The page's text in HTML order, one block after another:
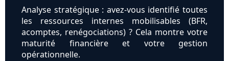
Analyse stratégique : avez-vous identifié toutes
les ressources internes mobilisables (BFR,
acomptes, renégociations) ? Cela montre votre
maturité financière et votre gestion
opérationnelle.